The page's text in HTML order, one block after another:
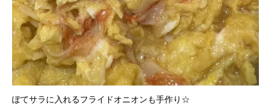
ぽてサラに入れるフライドオニオンも手作り☆